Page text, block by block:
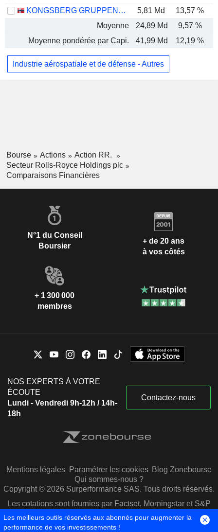
KONGSBERG GRUPPEN ASA
5,81 Md 13,57 %
Moyenne
24,89 Md 9,57 %
Moyenne pondérée par Capi.
41,99 Md 12,19 %
Industrie aérospatiale et de défense - Autres
Bourse Actions
Action RR.
Secteur Rolls-Royce Holdings plc
Comparaisons Financières
N°1 du Conseil
Boursier
+ de 20 ans
à vos côtés
+ 1 300 000
membres
NOS EXPERTS À VOTRE
ÉCOUTE
Lundi - Vendredi 9h-12h / 14h-
18h
Contactez-nous
Mentions légales Paramétrer les cookies Blog Zonebourse
Qui sommes-nous ?
Copyright © 2026 Surperformance SAS. Tous droits réservés.
Les cotations sont fournies par Factset, Morningstar et S&P
Capital IQ
Les meilleurs outils réservés aux abonnés pour augmenter la
performance de vos investissements !